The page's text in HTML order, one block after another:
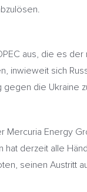
aus, die es
sich
die
Energy
derzeit alle
seinen Austritt